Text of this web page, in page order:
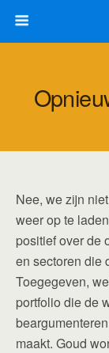
Nee, we zijn
weer op te
positief over de
en sectoren die
Toegegeven,
portfolio die de
maakt. Goud